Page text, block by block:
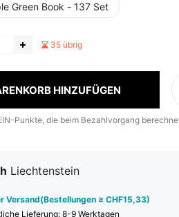
Green Book - 137 Set
35 übrig
HINZUFÜGEN
Punkte, die beim Bezahlvorgang
Liechtenstein
Versand(Bestellungen ≥ CHF15,33)
Lieferung:8-9 Werktagen